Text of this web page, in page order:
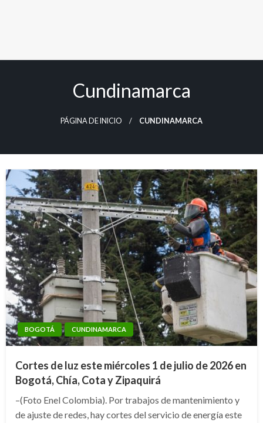
Cundinamarca
PÁGINA DE INICIO CUNDINAMARCA
BOGOTÁ CUNDINAMARCA
Cortes de luz este miércoles 1 de julio de 2026 en
Bogotá, Chía, Cota y Zipaquirá
–(Foto Enel Colombia). Por trabajos de mantenimiento y
de ajuste de redes, hay cortes del servicio de energía este